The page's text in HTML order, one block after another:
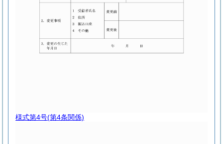
様式第4号(第4条関係)